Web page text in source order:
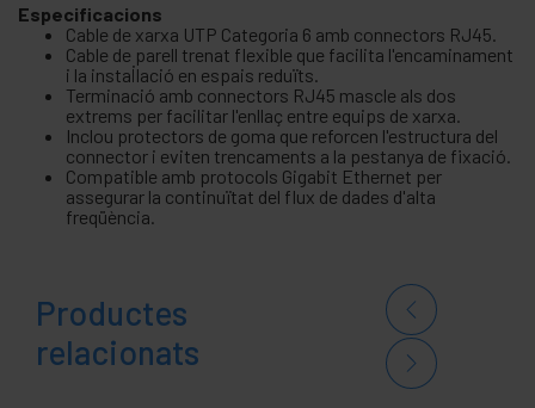
Especificacions
Cable de xarxa UTP Categoria 6 amb connectors RJ45.
Cable de parell trenat flexible que facilita l'encaminament
i la instal·lació en espais reduïts.
Terminació amb connectors RJ45 mascle als dos
extrems per facilitar l'enllaç entre equips de xarxa.
Inclou protectors de goma que reforcen l'estructura del
connector i eviten trencaments a la pestanya de fixació.
Compatible amb protocols Gigabit Ethernet per
assegurar la continuïtat del flux de dades d'alta
freqüència.
Productes
relacionats